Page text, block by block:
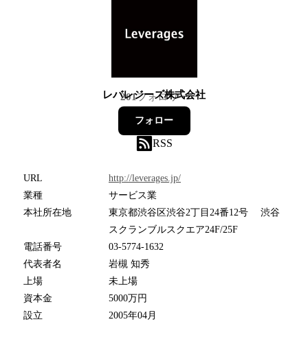
レバレジーズ株式会社
201フォロワー
フォロー
RSS
URL
http://leverages.jp/
業種
サービス業
本社所在地
東京都渋谷区渋谷2丁目24番12号 渋谷
スクランブルスクエア24F/25F
電話番号
03-5774-1632
代表者名
岩槻 知秀
上場
未上場
資本金
5000万円
設立
2005年04月